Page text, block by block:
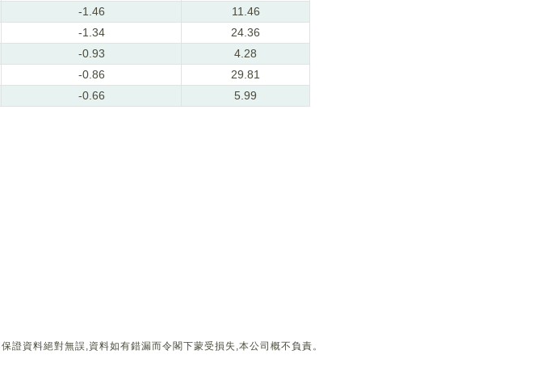
-1.46
11.46
-1.34
24.36
-0.93
4.28
-0.86
29.81
-0.66 5.99
資料絕對無誤,資料如有錯漏而令閣下蒙受損失,本公司概不負責。